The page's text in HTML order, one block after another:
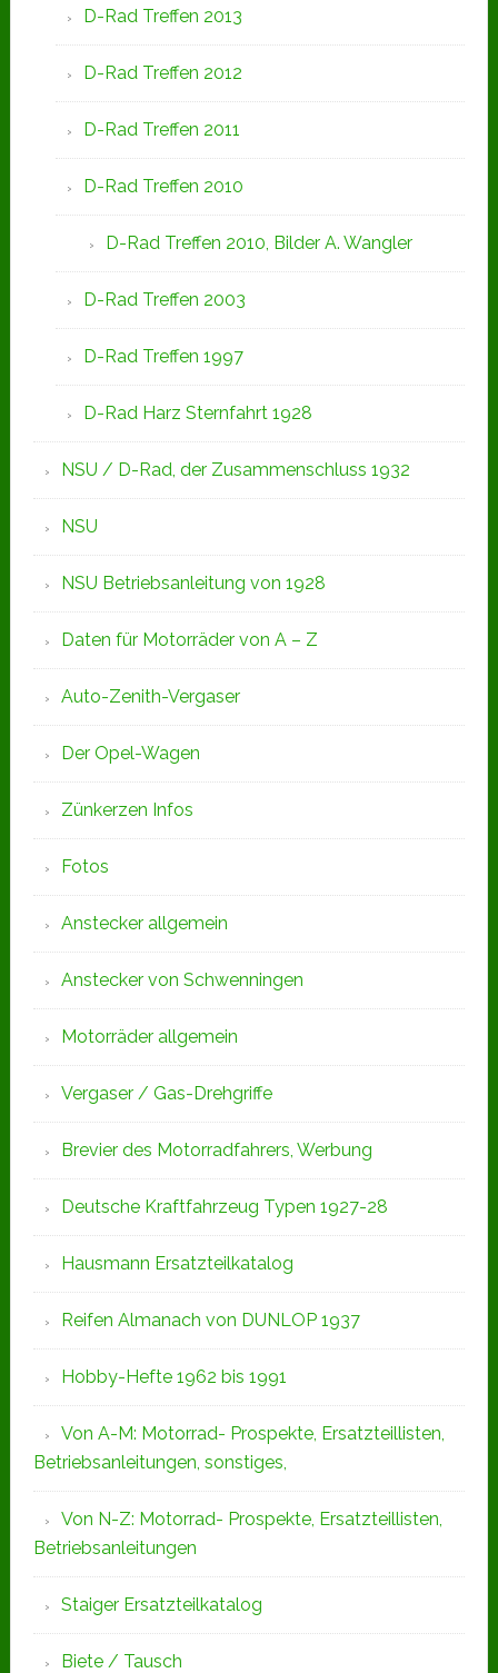
D-Rad Treffen 2013
D-Rad Treffen 2012
D-Rad Treffen 2011
D-Rad Treffen 2010
D-Rad Treffen 2010, Bilder A. Wangler
D-Rad Treffen 2003
D-Rad Treffen 1997
D-Rad Harz Sternfahrt 1928
NSU / D-Rad, der Zusammenschluss 1932
NSU
NSU Betriebsanleitung von 1928
Daten für Motorräder von A – Z
Auto-Zenith-Vergaser
Der Opel-Wagen
Zünkerzen Infos
Fotos
Anstecker allgemein
Anstecker von Schwenningen
Motorräder allgemein
Vergaser / Gas-Drehgriffe
Brevier des Motorradfahrers, Werbung
Deutsche Kraftfahrzeug Typen 1927-28
Hausmann Ersatzteilkatalog
Reifen Almanach von DUNLOP 1937
Hobby-Hefte 1962 bis 1991
Von A-M: Motorrad- Prospekte, Ersatzteillisten,
Betriebsanleitungen, sonstiges,
Von N-Z: Motorrad- Prospekte, Ersatzteillisten,
Betriebsanleitungen
Staiger Ersatzteilkatalog
Biete / Tausch